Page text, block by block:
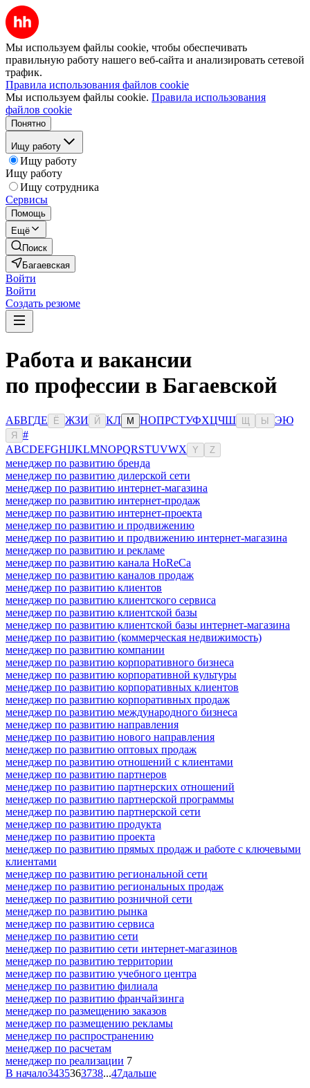
Мы используем файлы cookie, чтобы обеспечивать
правильную работу нашего веб-сайта и анализировать сетевой
трафик.
Правила использования файлов cookie
Мы используем файлы cookie. Правила использования
файлов cookie
Понятно
Ищу работу
Ищу работу
Ищу работу
Ищу сотрудника
Сервисы
Помощь
Ещё
Поиск
Багаевская
Войти
Войти
Создать резюме
Работа и вакансии
по профессии в Багаевской
АБВГДЕ Ё ЖЗИ Й КЛ М НОПРСТУФХЦЧШ Ы ЭЮ
Я
#
ABCDEFGHIJKLMNOPQRSTUVWX Y Z
менеджер по развитию бренда
менеджер по развитию дилерской сети
менеджер по развитию интернет-магазина
менеджер по развитию интернет-продаж
менеджер по развитию интернет-проекта
менеджер по развитию и продвижению
менеджер по развитию и продвижению интернет-магазина
менеджер по развитию и рекламе
менеджер по развитию канала HoReCa
менеджер по развитию каналов продаж
менеджер по развитию клиентов
менеджер по развитию клиентского сервиса
менеджер по развитию клиентской базы
менеджер по развитию клиентской базы интернет-магазина
менеджер по развитию (коммерческая недвижимость)
менеджер по развитию компании
менеджер по развитию корпоративного бизнеса
менеджер по развитию корпоративной культуры
менеджер по развитию корпоративных клиентов
менеджер по развитию корпоративных продаж
менеджер по развитию международного бизнеса
менеджер по развитию направления
менеджер по развитию нового направления
менеджер по развитию оптовых продаж
менеджер по развитию отношений с клиентами
менеджер по развитию партнеров
менеджер по развитию партнерских отношений
менеджер по развитию партнерской программы
менеджер по развитию партнерской сети
менеджер по развитию продукта
менеджер по развитию проекта
менеджер по развитию прямых продаж и работе с ключевыми
клиентами
менеджер по развитию региональной сети
менеджер по развитию региональных продаж
менеджер по развитию розничной сети
менеджер по развитию рынка
менеджер по развитию сервиса
менеджер по развитию сети
менеджер по развитию сети интернет-магазинов
менеджер по развитию территории
менеджер по развитию учебного центра
менеджер по развитию филиала
менеджер по развитию франчайзинга
менеджер по размещению заказов
менеджер по размещению рекламы
менеджер по распространению
менеджер по расчетам
менеджер по реализации 7
В начало3435363738...47дальше